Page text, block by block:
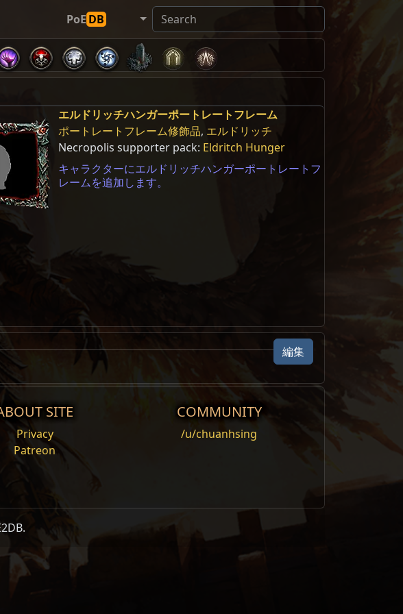
PoEDB
エルドリッチハンガーポートレートフレーム
ポートレートフレーム修飾品, エルドリッチ
Necropolis supporter pack: Eldritch Hunger
キャラクターにエルドリッチハンガーポートレートフ
レームを追加します。
編集
SITE
Privacy
Patreon
COMMUNITY
/u/chuanhsing